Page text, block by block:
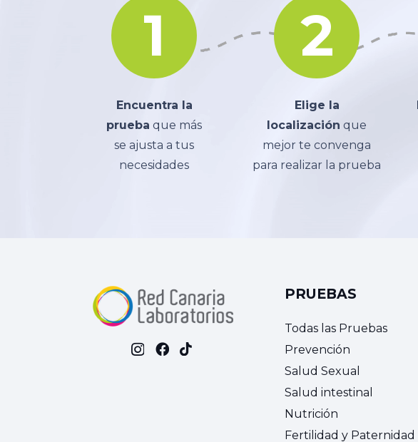
1
Encuentra la
prueba que más
se ajusta a tus
necesidades
2
Elige la
localización que
mejor te convenga
para realizar la prueba
PRUEBAS
Todas las Pruebas
Prevención
Salud Sexual
Salud intestinal
Nutrición
Fertilidad y Paternidad